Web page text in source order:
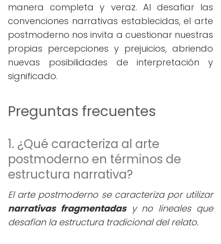
manera completa y veraz. Al desafiar las
convenciones narrativas establecidas, el arte
postmoderno nos invita a cuestionar nuestras
propias percepciones y prejuicios, abriendo
nuevas posibilidades de interpretación y
significado.
Preguntas frecuentes
1. ¿Qué caracteriza al arte
postmoderno en términos de
estructura narrativa?
El arte postmoderno se caracteriza por utilizar
narrativas fragmentadasy no lineales que
desafían la estructura tradicional del relato.